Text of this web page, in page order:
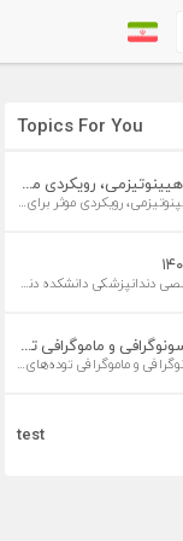
Topics For You
آشنایی با زایمان هیپنوتیزمی، رویکردی موثر برای افزایش تمایل به زایمان طبیعی
آشنایی با زایمان هیپنوتیزمی، رویکردی موثر برای افزایش تمایل به زایمان طبیعی
ویژه دستیاران تخصصی دندانپزشکی دانشکده دندانپزشکی دانشگاه علوم پزشکی تهران
تفسیر بیوپسی سونوگرافی و ماموگرافی توده‌های پستان
تفسیر بیوپسی سونوگرافی و ماموگرافی توده‌های پستان
test